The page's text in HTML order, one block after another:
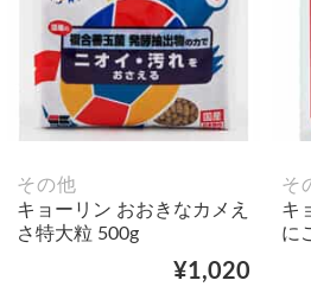
その他
キョーリン おおきなカメえ
さ特大粒 500g
¥1,020
そ
キ
に